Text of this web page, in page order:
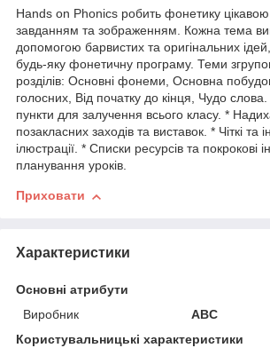
Hands on Phonics робить фонетику
завданням та зображенням. Кожна тема
допомогою барвистих та оригінальних
будь-яку фонетичну програму. Теми
розділів: Основні фонеми, Основна
голосних, Від початку до кінця, Чудо слова.
пункти для залучення всього класу. *
позакласних заходів та виставок. * Чіткі та
ілюстрації. * Списки ресурсів та покрокові
планування уроків.
Приховати
Характеристики
Основні атрибути
Виробник
ABC
Користувальницькі характеристики